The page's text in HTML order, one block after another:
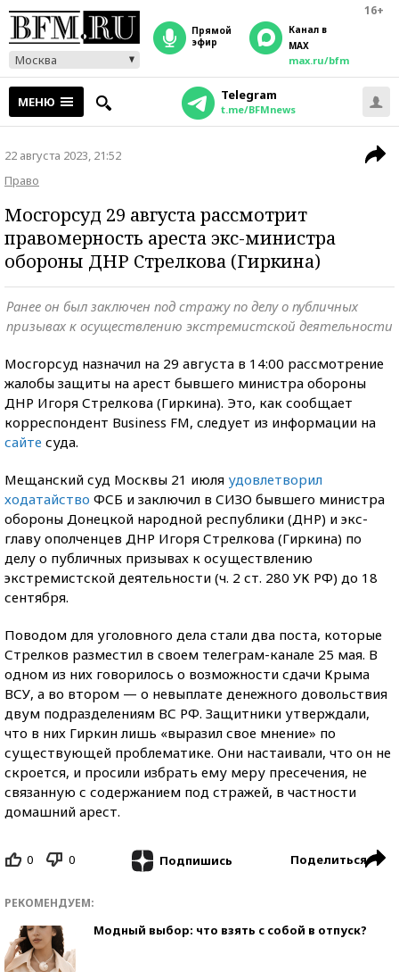
16+
Москва
прямой
эфир
Канал в
MAX
max.ru/bfm
МЕНЮ Telegram
t.me/BFMnews
22 августа 2023, 21:52
Право
Мосгорсуд 29 августа рассмотрит
правомерность ареста экс-министра
обороны ДНР Стрелкова (Гиркина)
Ранее он был заключен под стражу по делу о публичных
призывах к осуществлению экстремистской деятельности
Мосгорсуд назначил на 29 августа в 14:00 рассмотрение
жалобы защиты на арест бывшего министра обороны
ДНР Игоря Стрелкова (Гиркина). Это, как сообщает
корреспондент Business FM, следует из информации на
сайте суда.
Мещанский суд Москвы 21 июля удовлетворил
ходатайство ФСБ и заключил в СИЗО бывшего министра
обороны Донецкой народной республики (ДНР) и экс-
главу ополченцев ДНР Игоря Стрелкова (Гиркина) по
делу о публичных призывах к осуществлению
экстремистской деятельности (ч. 2 ст. 280 УК РФ) до 18
сентября.
Поводом для уголовного дела стали два поста, которые
Стрелков разместил в своем телеграм-канале 25 мая. В
одном из них говорилось о возможности сдачи Крыма
ВСУ, а во втором — о невыплате денежного довольствия
двум подразделениям ВС РФ. Защитники утверждали,
что в них Гиркин лишь «выразил свое мнение» по
существующей проблематике. Они настаивали, что он не
скроется, и просили избрать ему меру пресечения, не
связанную с содержанием под стражей, в частности
домашний арест.
0 0 Подпишись Поделиться
РЕКОМЕНДУЕМ:
Модный выбор: что взять с собой в отпуск?